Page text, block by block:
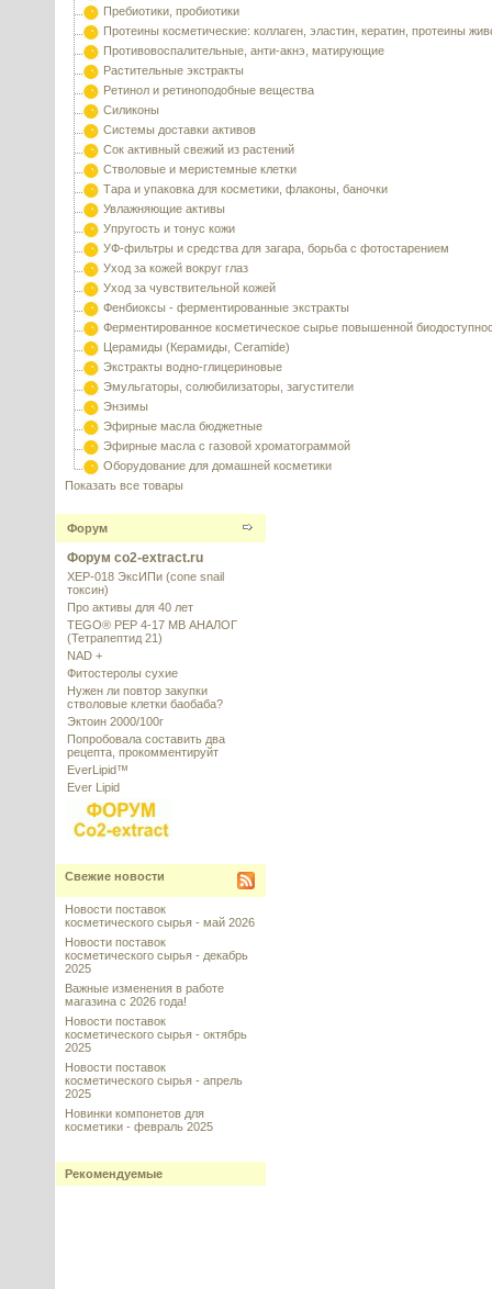
Пребиотики, пробиотики
Протеины косметические: коллаген, эластин, кератин, протеины
Противовоспалительные, анти-акнэ, матирующие
Растительные экстракты
Ретинол и ретиноподобные вещества
Силиконы
Системы доставки активов
Сок активный свежий из растений
Стволовые и меристемные клетки
Тара и упаковка для косметики, флаконы, баночки
Увлажняющие активы
Упругость и тонус кожи
УФ-фильтры и средства для загара, борьба с фотостарением
Уход за кожей вокруг глаз
Уход за чувствительной кожей
Фенбиоксы - ферментированные экстракты
Ферментированное косметическое сырье повышенной
Церамиды (Керамиды, Ceramide)
Экстракты водно-глицериновые
Эмульгаторы, солюбилизаторы, загустители
Энзимы
Эфирные масла бюджетные
Эфирные масла с газовой хроматограммой
Оборудование для домашней косметики
Показать все товары
Форум
Форум co2-extract.ru
XEP-018 ЭксИПи (cone snail
токсин)
Про активы для 40 лет
TEGO® PEP 4-17 MB АНАЛОГ
(Тетрапептид 21)
NAD +
Фитостеролы сухие
Нужен ли повтор закупки
стволовые клетки баобаба?
Эктоин 2000/100г
Попробовала составить два
рецепта, прокомментируйт
EverLipid™
Ever Lipid
Свежие новости
Новости поставок
косметического сырья - май 2026
Новости поставок
косметического сырья - декабрь
2025
Важные изменения в работе
магазина с 2026 года!
Новости поставок
косметического сырья - октябрь
2025
Новости поставок
косметического сырья - апрель
2025
Новинки компонетов для
косметики - февраль 2025
Рекомендуемые